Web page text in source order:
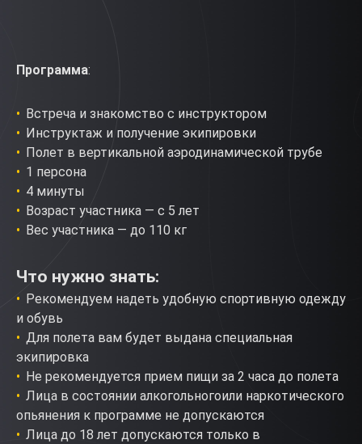
Программа:
Встреча и знакомство с инструктором
Инструктаж и получение экипировки
Полет в вертикальной аэродинамической трубе
1 персона
4 минуты
Возраст участника — с 5 лет
Вес участника — до 110 кг
Что нужно знать:
Рекомендуем надеть удобную спортивную одежду
и обувь
Для полета вам будет выдана специальная
экипировка
Не рекомендуется прием пищи за 2 часа до полета
Лица в состоянии алкогольногоили наркотического
опьянения к программе не допускаются
Лица до 18 лет допускаются только в